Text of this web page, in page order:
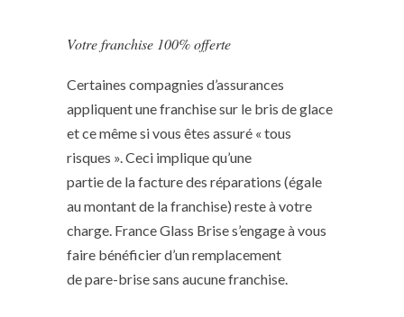
Votre franchise 100% offerte
Certaines compagnies d’assurances
appliquent une franchise sur le bris de glace
et ce même si vous êtes assuré « tous
risques ». Ceci implique qu’une
partie de la facture des réparations (égale
au montant de la franchise) reste à votre
charge. France Glass Brise s’engage à vous
faire bénéficier d’un remplacement
de pare-brise sans aucune franchise.